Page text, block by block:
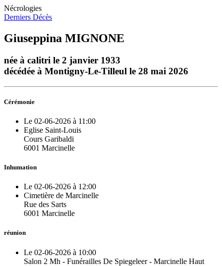
Nécrologies
Derniers Décès
Giuseppina MIGNONE
née à calitri le 2 janvier 1933
décédée à Montigny-Le-Tilleul le 28 mai 2026
Cérémonie
Le 02-06-2026 à 11:00
Eglise Saint-Louis
Cours Garibaldi
6001 Marcinelle
Inhumation
Le 02-06-2026 à 12:00
Cimetière de Marcinelle
Rue des Sarts
6001 Marcinelle
réunion
Le 02-06-2026 à 10:00
Salon 2 Mh - Funérailles De Spiegeleer - Marcinelle Haut